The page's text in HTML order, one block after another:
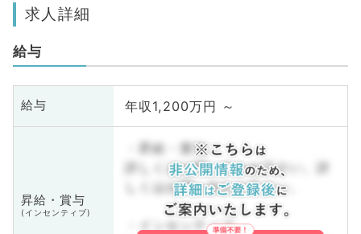
求人詳細
給与
給与 年収1,200万円 ～
昇給・賞与
(インセンティブ)
・昇給・賞与
詳しくはお問い合わせ下さい。詳
しくはお問い合わせ下さい。
・インセンティブ